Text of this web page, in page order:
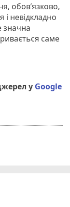
обов’язково,
і невідкладно
значна
саме
у Google